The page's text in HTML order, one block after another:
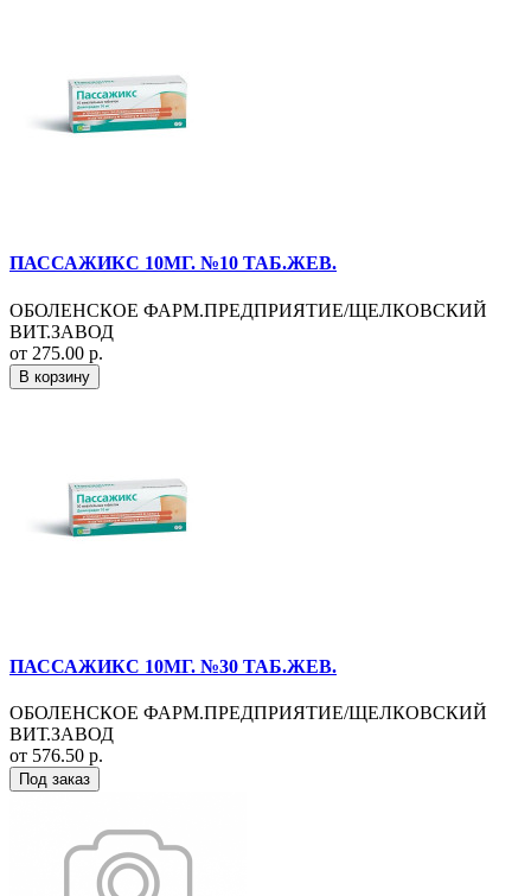
ПАССАЖИКС 10МГ. №10 ТАБ.ЖЕВ.
ОБОЛЕНСКОЕ ФАРМ.ПРЕДПРИЯТИЕ/ЩЕЛКОВСКИЙ
ВИТ.ЗАВОД
от 275.00 р.
В корзину
ПАССАЖИКС 10МГ. №30 ТАБ.ЖЕВ.
ОБОЛЕНСКОЕ ФАРМ.ПРЕДПРИЯТИЕ/ЩЕЛКОВСКИЙ
ВИТ.ЗАВОД
от 576.50 р.
Под заказ